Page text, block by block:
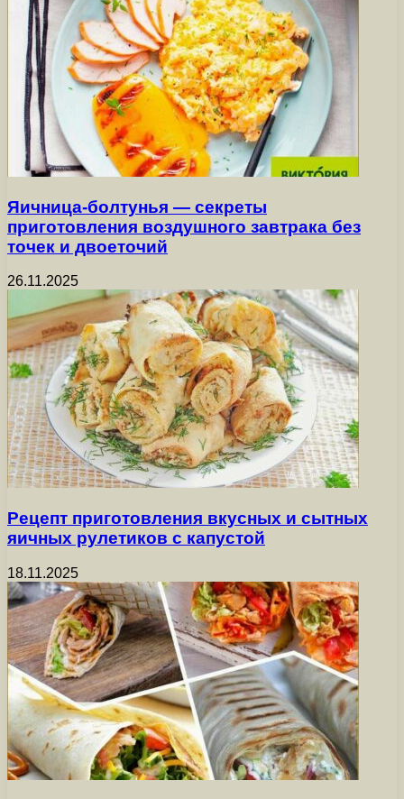
Яичница-болтунья — секреты
приготовления воздушного завтрака без
точек и двоеточий
26.11.2025
Рецепт приготовления вкусных и сытных
яичных рулетиков с капустой
18.11.2025